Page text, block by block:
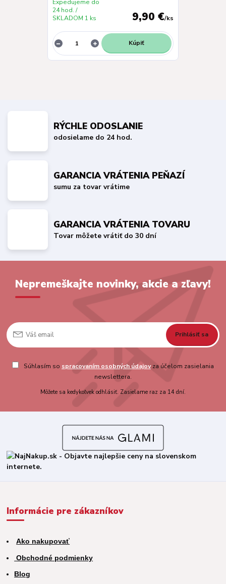
9,90 €/ks
Expedujeme do
24 hod. /
SKLADOM 1 ks
Kúpiť
RÝCHLE ODOSLANIE
odosielame do 24 hod.
GARANCIA VRÁTENIA PEŇAZÍ
sumu za tovar vrátime
GARANCIA VRÁTENIA TOVARU
Tovar môžete vrátiť do 30 dní
Nepremeškajte novinky, akcie a zľavy!
Prihlásiť sa
Súhlasím so spracovaním osobných údajovza účelom zasielania
newslettera.
Môžete sa kedykoľvek odhlásiť. Zasielame raz za 14 dní.
Informácie pre zákazníkov
Ako nakupovať
Obchodné podmienky
Blog